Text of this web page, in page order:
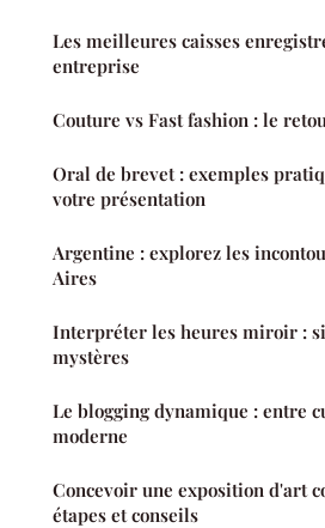
Les meilleures caisses
entreprise
Couture vs Fast fashion : le
Oral de brevet : exemples
votre présentation
Argentine : explorez les
Aires
Interpréter les heures miroir :
mystères
Le blogging dynamique : entre
moderne
Concevoir une exposition d'art
étapes et conseils